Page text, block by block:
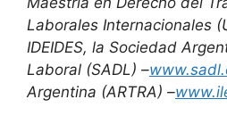
Laborales Internacionales
IDEIDES, la Sociedad
Laboral (SADL) –
Argentina (ARTRA) –